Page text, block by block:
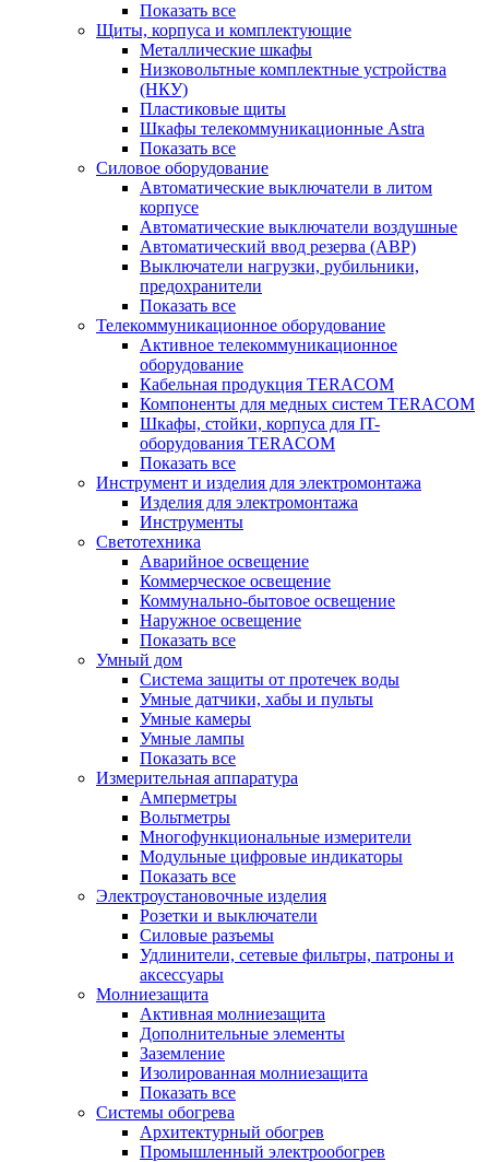
Показать все
Щиты, корпуса и комплектующие
Металлические шкафы
Низковольтные комплектные устройства
(НКУ)
Пластиковые щиты
Шкафы телекоммуникационные Astra
Показать все
Силовое оборудование
Автоматические выключатели в литом
корпусе
Автоматические выключатели воздушные
Автоматический ввод резерва (АВР)
Выключатели нагрузки, рубильники,
предохранители
Показать все
Телекоммуникационное оборудование
Активное телекоммуникационное
оборудование
Кабельная продукция TERACOM
Компоненты для медных систем TERACOM
Шкафы, стойки, корпуса для IT-
оборудования TERACOM
Показать все
Инструмент и изделия для электромонтажа
Изделия для электромонтажа
Инструменты
Светотехника
Аварийное освещение
Коммерческое освещение
Коммунально-бытовое освещение
Наружное освещение
Показать все
Умный дом
Система защиты от протечек воды
Умные датчики, хабы и пульты
Умные камеры
Умные лампы
Показать все
Измерительная аппаратура
Амперметры
Вольтметры
Многофункциональные измерители
Модульные цифровые индикаторы
Показать все
Электроустановочные изделия
Розетки и выключатели
Силовые разъемы
Удлинители, сетевые фильтры, патроны и
аксессуары
Молниезащита
Активная молниезащита
Дополнительные элементы
Заземление
Изолированная молниезащита
Показать все
Системы обогрева
Архитектурный обогрев
Промышленный электрообогрев